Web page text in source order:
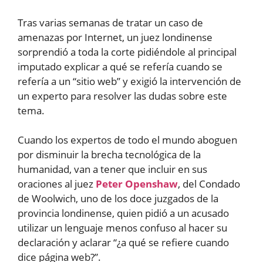
Tras varias semanas de tratar un caso de
amenazas por Internet, un juez londinense
sorprendió a toda la corte pidiéndole al principal
imputado explicar a qué se refería cuando se
refería a un “sitio web” y exigió la intervención de
un experto para resolver las dudas sobre este
tema.
Cuando los expertos de todo el mundo aboguen
por disminuir la brecha tecnológica de la
humanidad, van a tener que incluir en sus
oraciones al juez Peter Openshaw, del Condado
de Woolwich, uno de los doce juzgados de la
provincia londinense, quien pidió a un acusado
utilizar un lenguaje menos confuso al hacer su
declaración y aclarar “¿a qué se refiere cuando
dice página web?”.